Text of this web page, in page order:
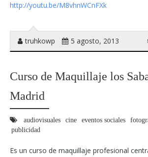
http://youtu.be/M8vhnWCnFXk
truhkowp 5 agosto, 2013
Curso de Maquillaje los
Madrid
audiovisuales cine eventos sociales
publicidad
Es un curso de maquillaje profesional